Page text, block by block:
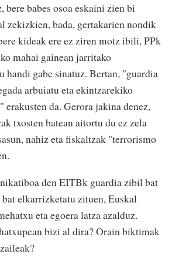
bere babes osoa eskaini zien bi
zekizkien, bada, gertakarien nondik
kideak ere ez ziren motz ibili, PPk
mahai gainean jarritako
handi gabe sinatuz. Bertan, "guardia
arbuiatu eta ekintzarekiko
erakusten da. Gerora jakina denez,
txosten batean aitortu du ez zela
nahiz eta fiskaltzak "terrorismo
den EITBk guardia zibil bat
elkarrizketatu zituen, Euskal
eta egoera latza azalduz.
bizi al dira? Orain biktimak